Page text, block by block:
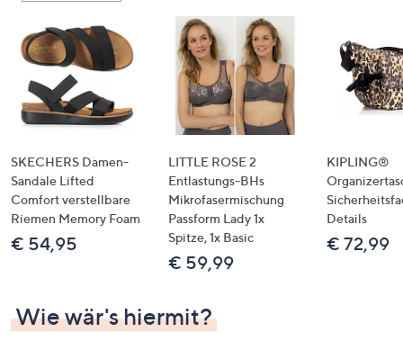
SKECHERS Damen-
Sandale Lifted
Comfort verstellbare
Riemen Memory Foam
€ 54,95
LITTLE ROSE 2
Entlastungs-BHs
Mikrofasermischung
Passform Lady 1x
Spitze, 1x Basic
€ 59,99
KIPLING®
Details
€ 72,99
Wie wär's hiermit?